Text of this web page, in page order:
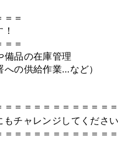
＝
＝
品の在庫管理
の供給作業…など）
＝＝＝＝＝＝＝＝＝＝
もチャレンジしてくださ
＝＝＝＝＝＝＝＝＝＝